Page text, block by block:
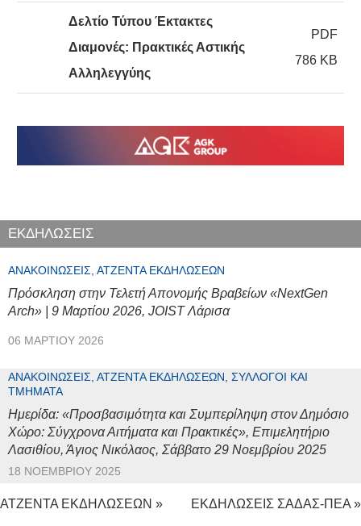
Δελτίο Τύπου Έκτακτες
Διαμονές: Πρακτικές Αστικής
Αλληλεγγύης
PDF
786 KB
ΕΚΔΗΛΩΣΕΙΣ
ΑΝΑΚΟΙΝΏΣΕΙΣ, ΑΤΖΈΝΤΑ ΕΚΔΗΛΏΣΕΩΝ
Πρόσκληση στην Τελετή Απονομής Βραβείων «NextGen
Arch» | 9 Μαρτίου 2026, JOIST Λάρισα
06 ΜΑΡΤΊΟΥ 2026
ΑΝΑΚΟΙΝΏΣΕΙΣ, ΑΤΖΈΝΤΑ ΕΚΔΗΛΏΣΕΩΝ, ΣΎΛΛΟΓΟΙ ΚΑΙ
ΤΜΉΜΑΤΑ
Ημερίδα: «Προσβασιμότητα και Συμπερίληψη στον Δημόσιο
Χώρο: Σύγχρονα Αιτήματα και Πρακτικές», Επιμελητήριο
Λασιθίου, Άγιος Νικόλαος, Σάββατο 29 Νοεμβρίου 2025
18 ΝΟΕΜΒΡΊΟΥ 2025
ΑΤΖΕΝΤΑ ΕΚΔΗΛΩΣΕΩΝ » ΕΚΔΗΛΩΣΕΙΣ ΣΑΔΑΣ-ΠΕΑ »